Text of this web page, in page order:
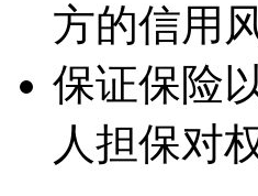
方的信用
保证保险
人担保对